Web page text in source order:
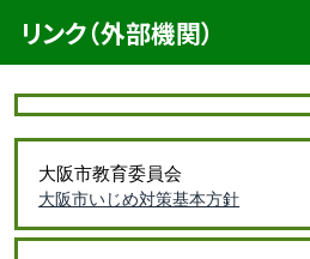
リンク（外部機関）
大阪市教育委員会
大阪市いじめ対策基本方針